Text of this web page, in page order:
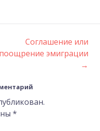
Соглашение или
поощрение эмиграции
→
*